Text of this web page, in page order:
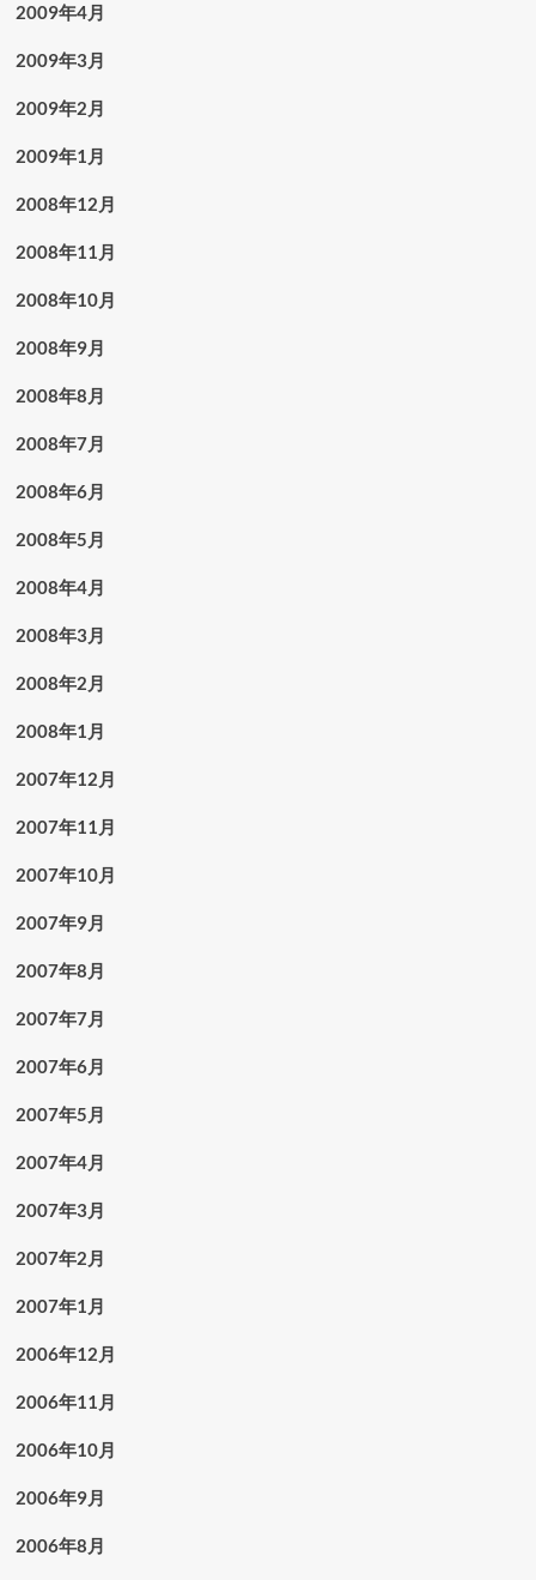
2009年4月
2009年3月
2009年2月
2009年1月
2008年12月
2008年11月
2008年10月
2008年9月
2008年8月
2008年7月
2008年6月
2008年5月
2008年4月
2008年3月
2008年2月
2008年1月
2007年12月
2007年11月
2007年10月
2007年9月
2007年8月
2007年7月
2007年6月
2007年5月
2007年4月
2007年3月
2007年2月
2007年1月
2006年12月
2006年11月
2006年10月
2006年9月
2006年8月